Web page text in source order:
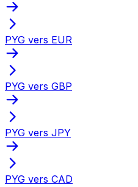
PYG vers EUR
PYG vers GBP
PYG vers JPY
PYG vers CAD